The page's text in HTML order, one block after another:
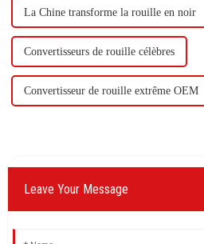
La Chine transforme la rouille en noir
Convertisseurs de rouille célèbres
Convertisseur de rouille extrême OEM
Leave Your Message